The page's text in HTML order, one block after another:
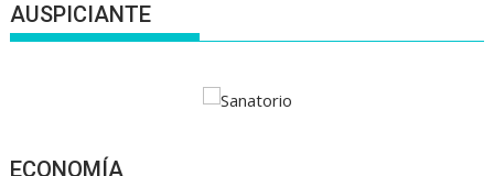
AUSPICIANTE
ECONOMÍA